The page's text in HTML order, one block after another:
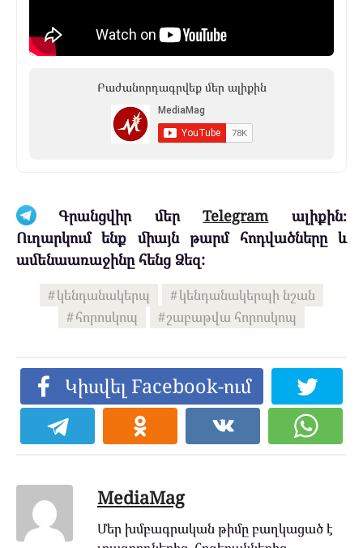
Բաժանորդագրվեք մեր ալիքին
Գրանցվիր մերTelegramալիքին։
Ուղարկում ենք միայն թարմ հոդվածները և
ամենաառաջինը հենց Ձեզ:
կենդանակերպ
կենդանակերպի նշան
հորոսկոպ
շաբաթվա հորոսկոպ
Կիսվել Facebook-ում
MediaMag
Մեր խմբագրական թիմը բաղկացած է